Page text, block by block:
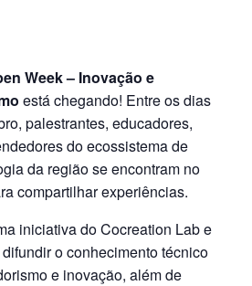
Week – Inovação e
está chegando! Entre os dias
palestrantes, educadores,
do ecossistema de
da região se encontram no
compartilhar experiências.
iniciativa do Cocreation Lab e
o conhecimento técnico
e inovação, além de